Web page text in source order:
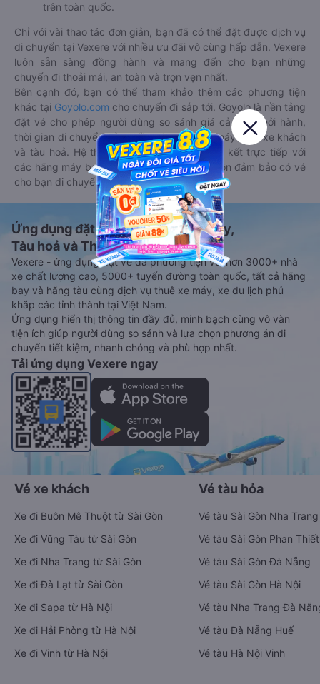
trên toàn quốc.
Chỉ với vài thao tác đơn giản, bạn đã có thể đặt được dịch vụ
di chuyển tại Vexere với nhiều ưu đãi vô cùng hấp dẫn. Vexere
luôn sẵn sàng đồng hành và mang đến cho bạn những
chuyến đi thoải mái, an toàn và trọn vẹn nhất.
Bên cạnh đó, bạn có thể tham khảo thêm các phương tiện
khác tại Goyolo.com cho chuyến đi sắp tới. Goyolo là nền tảng
đặt vé cho phép người dùng so sánh giá cả, giờ khởi hành,
thời gian di chuyển của nhiều phương tiện máy bay, xe khách
và tàu hoả. Hệ thống của Goyolo được liên kết trực tiếp với
các hãng máy bay, xe khách và tàu hoả, luôn đảm bảo có vé
cho bạn di chuyển.
Ứng dụng đặt vé Xe khách, Máy bay,
Tàu hoả và Thuê xe
Vexere - ứng dụng đặt vé đa phương tiện với hơn 3000+ nhà
xe chất lượng cao, 5000+ tuyến đường toàn quốc, tất cả hãng
bay và hãng tàu cùng dịch vụ thuê xe máy, xe du lịch phủ
khắp các tỉnh thành tại Việt Nam.
Ứng dụng hiển thị thông tin đầy đủ, minh bạch cùng vô vàn
tiện ích giúp người dùng so sánh và lựa chọn phương án di
chuyển tiết kiệm, nhanh chóng và phù hợp nhất.
Tải ứng dụng Vexere ngay
Vé xe khách
Xe đi Buôn Mê Thuột từ Sài Gòn
Xe đi Vũng Tàu từ Sài Gòn
Xe đi Nha Trang từ Sài Gòn
Xe đi Đà Lạt từ Sài Gòn
Xe đi Sapa từ Hà Nội
Xe đi Hải Phòng từ Hà Nội
Xe đi Vinh từ Hà Nội
Vé tàu hỏa
Vé tàu Sài Gòn Nha Trang
Vé tàu Sài Gòn Phan Thiết
Vé tàu Sài Gòn Đà Nẵng
Vé tàu Sài Gòn Hà Nội
Vé tàu Nha Trang Đà
Vé tàu Đà Nẵng Huế
Vé tàu Hà Nội Vinh